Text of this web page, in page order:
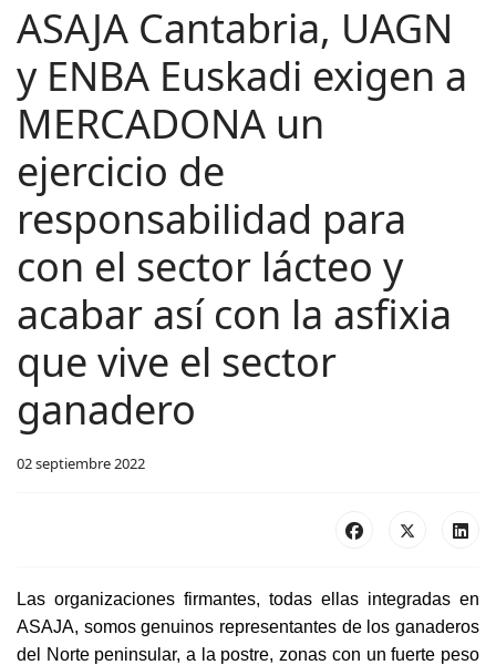
ASAJA Cantabria, UAGN
y ENBA Euskadi exigen a
MERCADONA un
ejercicio de
responsabilidad para
con el sector lácteo y
acabar así con la asfixia
que vive el sector
ganadero
02 septiembre 2022
Las organizaciones firmantes, todas ellas integradas en
ASAJA, somos genuinos representantes de los ganaderos
del Norte peninsular, a la postre, zonas con un fuerte peso